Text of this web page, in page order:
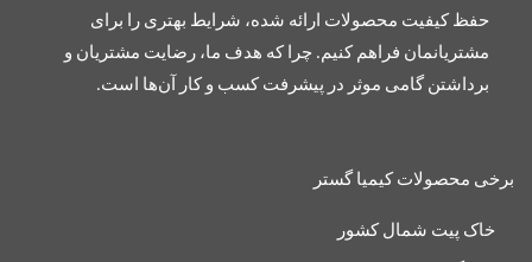
حفظ کیفیت محصولات ارائه شده، شرایط بهتری را برای
مشتریانمان فراهم کنیم. چرا که هدف ما، رضایت مشتریان و
برداشتن گامی موثر در پیشرفت کسب و کار آن‌ها است.
برخی محصولات کیمیا گستر
خاک پیت شمال کشور